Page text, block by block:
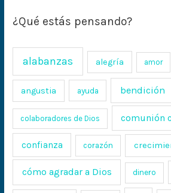
¿Qué estás pensando?
alabanzas alegría amor
angustia ayuda bendición
colaboradores de Dios comunión
confianza corazón
cómo agradar a Dios dinero